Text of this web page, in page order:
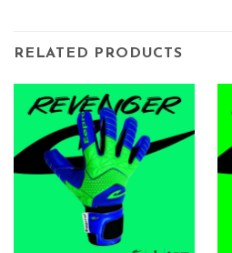
RELATED PRODUCTS